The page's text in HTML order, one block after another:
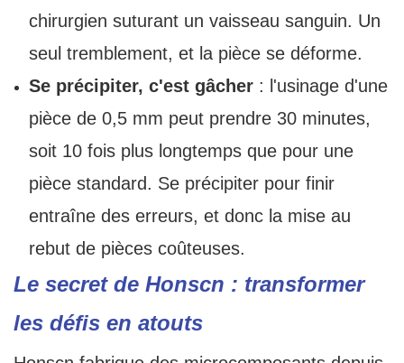
chirurgien suturant un vaisseau sanguin. Un
seul tremblement, et la pièce se déforme.
Se précipiter, c'est gâcher: l'usinage d'une
pièce de 0,5 mm peut prendre 30 minutes,
soit 10 fois plus longtemps que pour une
pièce standard. Se précipiter pour finir
entraîne des erreurs, et donc la mise au
rebut de pièces coûteuses.
Le secret de Honscn : transformer
les défis en atouts